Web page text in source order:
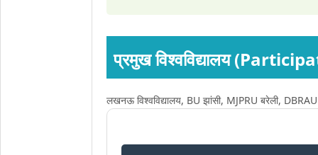
प्रमुख विश्वविद्यालय
लखनऊ विश्वविद्यालय, BU झांसी, MJPRU बरेली,